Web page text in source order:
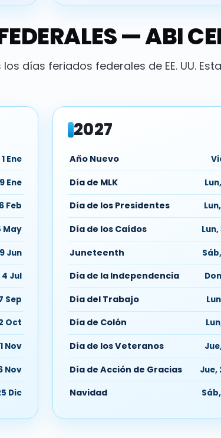
— ABI
días feriados federales de EE. UU.
Ene
Ene
Feb
May
Jun
4 Jul
Sep
Oct
Nov
Nov
Dic
2027
Año Nuevo
Día de MLK
Día de los Presidentes
Día de los Caídos Lun,
Juneteenth
Día de la Independencia
Día del Trabajo
Día de Colón
Día de los Veteranos
Día de Acción de Gracias Jue,
Navidad